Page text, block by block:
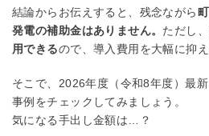
結論からお伝えすると、残念ながら
発電の補助金はありません。 ただし、
用できるので、導入費用を大幅に抑
そこで、2026年度（令和8年度）最
事例をチェックしてみましょう。
気になる手出し金額は…？